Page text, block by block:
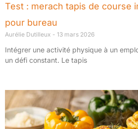
Test : merach tapis de course
pour bureau
Aurélie Dutilleux 13 mars 2026
Intégrer une activité physique à un
un défi constant. Le tapis